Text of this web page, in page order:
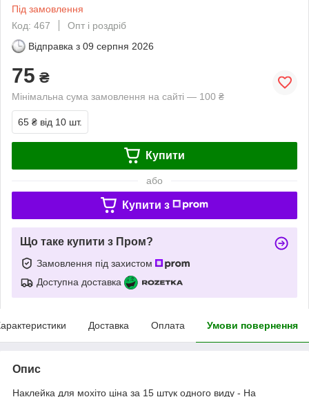
Під замовлення
Код: 467
Опт і роздріб
Відправка з 09 серпня 2026
75 ₴
Мінімальна сума замовлення на сайті — 100 ₴
65 ₴ від 10 шт.
Купити
або
Купити з
Що таке купити з Пром?
Замовлення під захистом
Доступна доставка
Доставка Оплата Умови повернення
Опис
Наклейка для мохіто ціна за 15 штук одного виду - На